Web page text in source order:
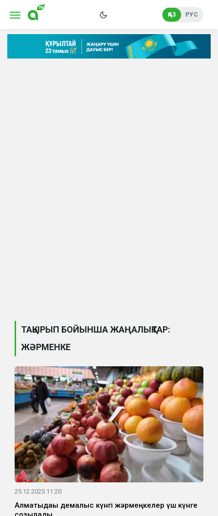
ҚАЗ РУС
ТАҚЫРЫП БОЙЫНША ЖАҢАЛЫҚТАР:
ЖӘРМЕНКЕ
25.12.2025 11:20
Алматыдағы демалыс күнгі жәрмеңкелер үш күнге